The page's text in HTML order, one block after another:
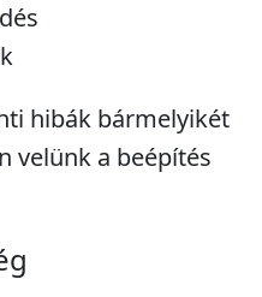
hibák bármelyikét
velünk a beépítés